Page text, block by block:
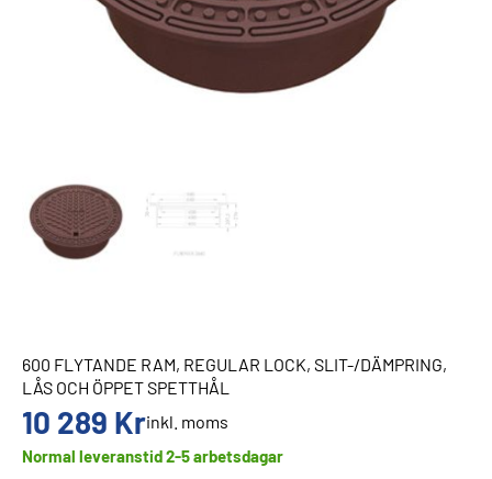
600 FLYTANDE RAM, REGULAR LOCK, SLIT-/DÄMPRING,
LÅS OCH ÖPPET SPETTHÅL
10 289 Krinkl. moms
Normal leveranstid 2-5 arbetsdagar